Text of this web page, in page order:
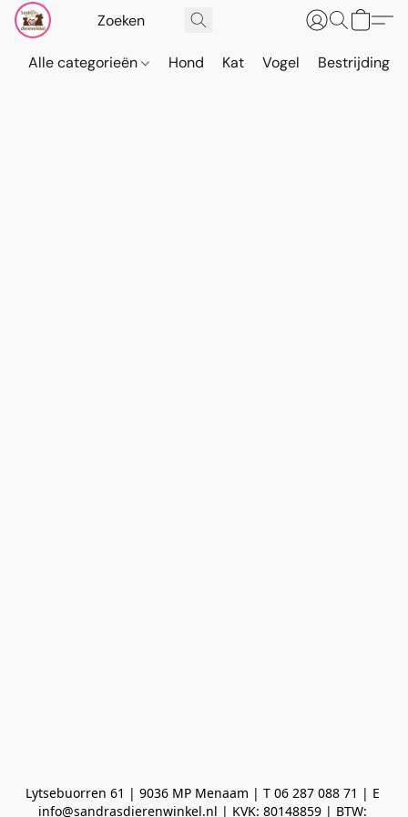
Alle categorieën Hond Kat Vogel Bestrijding
Lytsebuorren 61 | 9036 MP Menaam | T 06 287 088 71 | E
info@sandrasdierenwinkel.nl | KVK: 80148859 | BTW: